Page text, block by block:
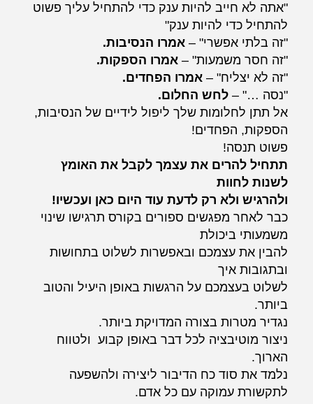
"אתה לא חייב להיות ענק כדי להתחיל עליך פשוט
להתחיל כדי להיות ענק"
"זה בלתי אפשרי" – אמרו הנסיבות.
"זה חסר משמעות" – אמרו הספקות.
"זה לא יצליח" – אמרו הפחדים.
"נסה …" – לחש החלום.
אל תתן לחלומות שלך ליפול לידיים של הנסיבות,
הספקות, הפחדים!
פשוט תנסה!
תתחיל להרים את עצמך לקבל את האומץ
לשנות לחוות
ולהרגיש ולא רק לדעת עוד היום כאן ועכשיו!
כבר לאחר מפגשים ספורים בקורס תרגישו שינוי
משמעותי ביכולת
להבין את עצמכם ובאפשרות לשלוט בתחושות
ובתגובות איך
לשלוט בעצמכם על הרגשות באופן היעיל והטוב
ביותר.
נגדיר מטרות בצורה המדויקת ביותר.
ניצור מוטיבציה לכל דבר באופן קבוע ולטווח
הארוך.
נלמד את סוד כח הדיבור ליצירה ולהשפעה
לתקשורת עמוקה עם כל אדם.